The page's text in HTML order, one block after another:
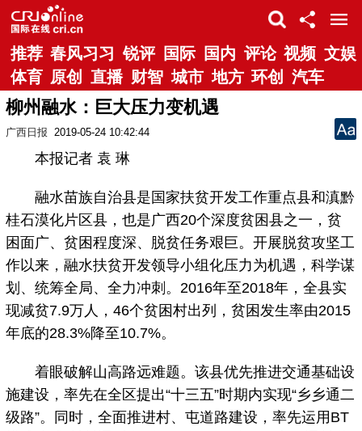
推荐 春风习习 锐评 国际 国内 评论 视频 文娱
体育 原创 直播 财智 城市 地方 环创 汽车
柳州融水：巨大压力变机遇
广西日报 2019-05-24 10:42:44
本报记者 袁 琳
融水苗族自治县是国家扶贫开发工作重点县和滇黔
桂石漠化片区县，也是广西20个深度贫困县之一，贫
困面广、贫困程度深、脱贫任务艰巨。开展脱贫攻坚工
作以来，融水扶贫开发领导小组化压力为机遇，科学谋
划、统筹全局、全力冲刺。2016年至2018年，全县实
现减贫7.9万人，46个贫困村出列，贫困发生率由2015
年底的28.3%降至10.7%。
着眼破解山高路远难题。该县优先推进交通基础设
施建设，率先在全区提出“十三五”时期内实现“乡乡通二
级路”。同时，全面推进村、屯道路建设，率先运用BT